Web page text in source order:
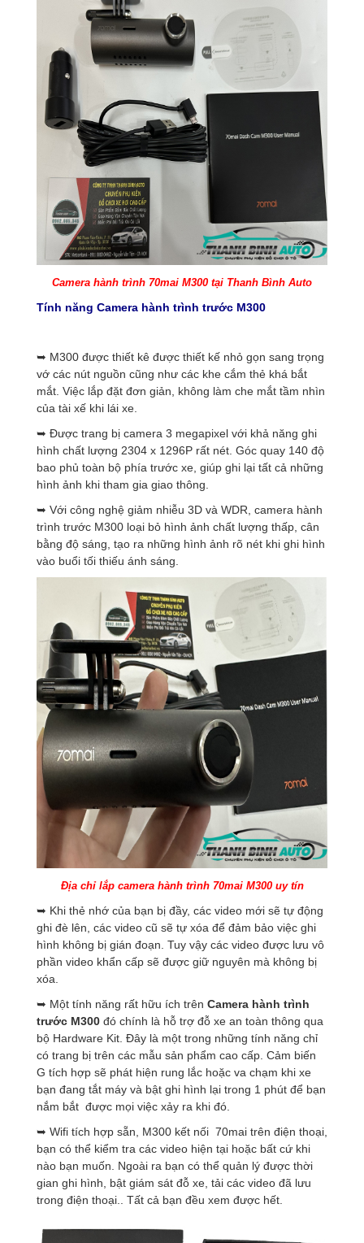
Camera hành trình 70mai M300 tại Thanh Bình Auto
Tính năng Camera hành trình trước M300
➥ M300 được thiết kê được thiết kế nhỏ gọn sang trọng
vớ các nút nguồn cũng như các khe cắm thẻ khá bắt
mắt. Việc lắp đặt đơn giản, không làm che mắt tầm nhìn
của tài xế khi lái xe.
➥ Được trang bị camera 3 megapixel với khả năng ghi
hình chất lượng 2304 x 1296P rất nét. Góc quay 140 độ
bao phủ toàn bộ phía trước xe, giúp ghi lại tất cả những
hình ảnh khi tham gia giao thông.
➥ Với công nghệ giảm nhiễu 3D và WDR, camera hành
trình trước M300 loại bỏ hình ảnh chất lượng thấp, cân
bằng độ sáng, tạo ra những hình ảnh rõ nét khi ghi hình
vào buổi tối thiếu ánh sáng.
Địa chỉ lắp camera hành trình 70mai M300 uy tín
➥ Khi thẻ nhớ của bạn bị đầy, các video mới sẽ tự động
ghi đè lên, các video cũ sẽ tự xóa để đảm bảo việc ghi
hình không bị gián đoạn. Tuy vậy các video được lưu vô
phần video khẩn cấp sẽ được giữ nguyên mà không bị
xóa.
➥ Một tính năng rất hữu ích trên Camera hành trình
trước M300 đó chính là hỗ trợ đỗ xe an toàn thông qua
bộ Hardware Kit. Đây là một trong những tính năng chỉ
có trang bị trên các mẫu sản phẩm cao cấp. Cảm biến
G tích hợp sẽ phát hiện rung lắc hoặc va chạm khi xe
bạn đang tắt máy và bật ghi hình lại trong 1 phút để bạn
nắm bắt được mọi việc xảy ra khi đó.
➥ Wifi tích hợp sẵn, M300 kết nối 70mai trên điện thoại,
bạn có thể kiểm tra các video hiện tại hoặc bất cứ khi
nào bạn muốn. Ngoài ra bạn có thể quản lý được thời
gian ghi hình, bật giám sát đỗ xe, tải các video đã lưu
trong điện thoại.. Tất cả bạn đều xem được hết.